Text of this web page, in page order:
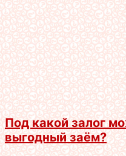
Под какой залог
выгодный заём?